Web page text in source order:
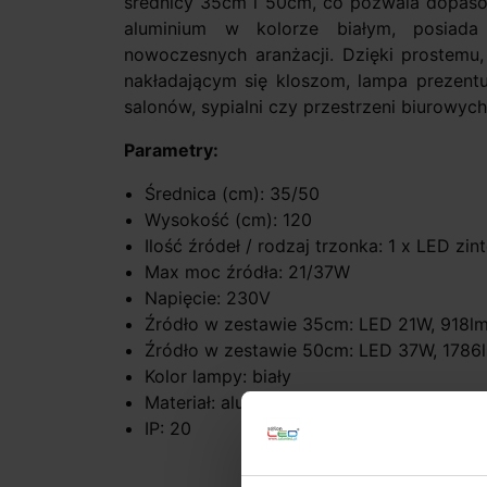
aluminium w kolorze białym,
nowoczesnych aranżacji. Dzięki
nakładającym się kloszom, lampa
salonów, sypialni czy przestrzeni
Parametry:
Średnica (cm): 35/50
Wysokość (cm): 120
Ilość źródeł / rodzaj trzonka: 1 x LED
Max moc źródła: 21/37W
Napięcie: 230V
Źródło w zestawie 35cm: LED 21W,
Źródło w zestawie 50cm: LED 37W,
Kolor lampy: biały
Materiał: aluminium
IP: 20